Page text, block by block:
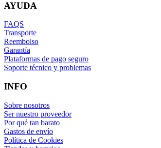
AYUDA
FAQS
Transporte
Reembolso
Garantía
Plataformas de pago seguro
Soporte técnico y problemas
INFO
Sobre nosotros
Ser nuestro proveedor
Por qué tan barato
Gastos de envío
Política de Cookies